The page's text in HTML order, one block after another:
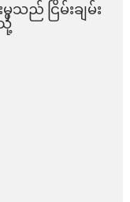
သည် ငြိမ်းချမ်း